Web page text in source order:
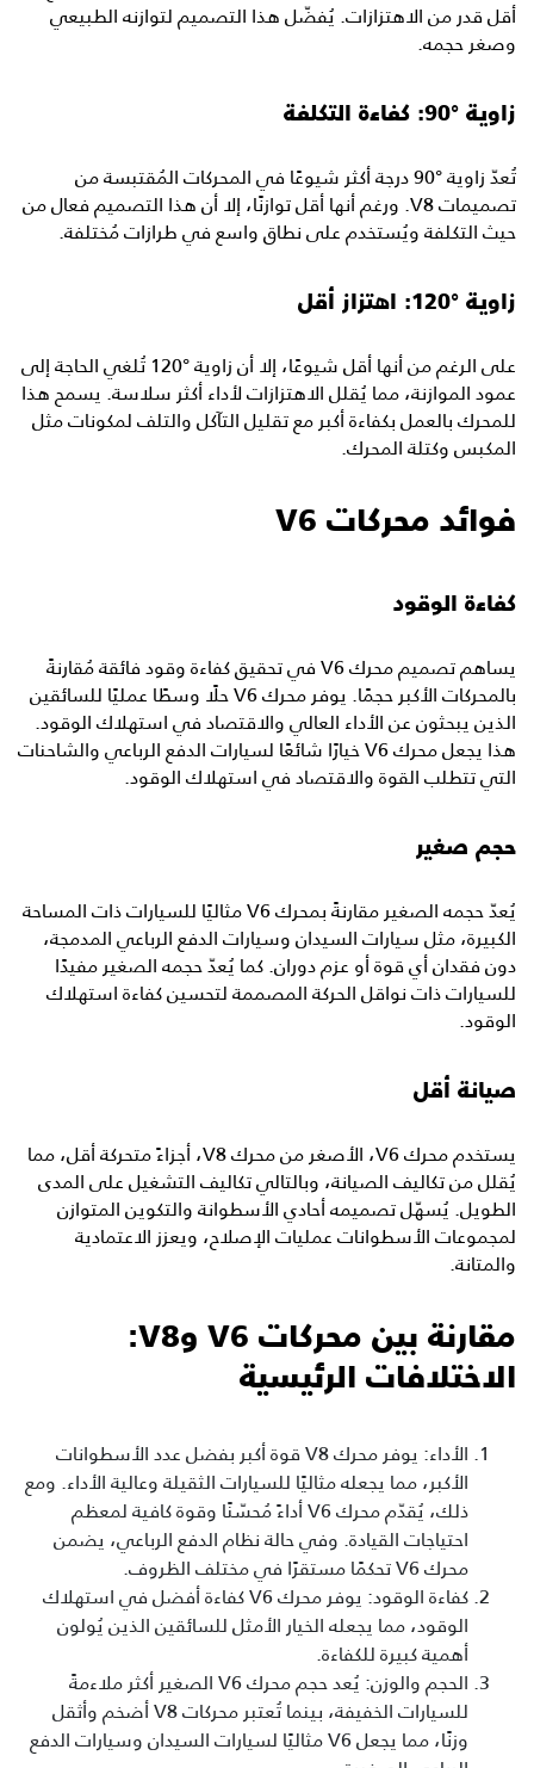
أقل قدر من الاهتزازات. يُفضّل هذا التصميم لتوازنه الطبيعي
وصغر حجمه.
زاوية °90: كفاءة التكلفة
تُعدّ زاوية °90 درجة أكثر شيوعًا في المحركات المُقتبسة من
تصميمات V8. ورغم أنها أقل توازنًا، إلا أن هذا التصميم فعال من
حيث التكلفة ويُستخدم على نطاق واسع في طرازات مُختلفة.
زاوية °120: اهتزاز أقل
على الرغم من أنها أقل شيوعًا، إلا أن زاوية °120 تُلغي الحاجة إلى
عمود الموازنة، مما يُقلل الاهتزازات لأداء أكثر سلاسة. يسمح هذا
للمحرك بالعمل بكفاءة أكبر مع تقليل التآكل والتلف لمكونات مثل
المكبس وكتلة المحرك.
فوائد محركات V6
كفاءة الوقود
يساهم تصميم محرك V6 في تحقيق كفاءة وقود فائقة مُقارنةً
بالمحركات الأكبر حجمًا. يوفر محرك V6 حلًا وسطًا عمليًا للسائقين
الذين يبحثون عن الأداء العالي والاقتصاد في استهلاك الوقود.
هذا يجعل محرك V6 خيارًا شائعًا لسيارات الدفع الرباعي والشاحنات
التي تتطلب القوة والاقتصاد في استهلاك الوقود.
حجم صغير
يُعدّ حجمه الصغير مقارنةً بمحرك V6 مثاليًا للسيارات ذات المساحة
الكبيرة، مثل سيارات السيدان وسيارات الدفع الرباعي المدمجة،
دون فقدان أي قوة أو عزم دوران. كما يُعدّ حجمه الصغير مفيدًا
للسيارات ذات نواقل الحركة المصممة لتحسين كفاءة استهلاك
الوقود.
صيانة أقل
يستخدم محرك V6، الأصغر من محرك V8، أجزاءً متحركة أقل، مما
يُقلل من تكاليف الصيانة، وبالتالي تكاليف التشغيل على المدى
الطويل. يُسهّل تصميمه أحادي الأسطوانة والتكوين المتوازن
لمجموعات الأسطوانات عمليات الإصلاح، ويعزز الاعتمادية
والمتانة.
مقارنة بين محركات V6 وV8:
الاختلافات الرئيسية
الأداء: يوفر محرك V8 قوة أكبر بفضل عدد الأسطوانات
الأكبر، مما يجعله مثاليًا للسيارات الثقيلة وعالية الأداء. ومع
ذلك، يُقدّم محرك V6 أداءً مُحسّنًا وقوة كافية لمعظم
احتياجات القيادة. وفي حالة نظام الدفع الرباعي، يضمن
محرك V6 تحكمًا مستقرًا في مختلف الظروف.
كفاءة الوقود: يوفر محرك V6 كفاءة أفضل في استهلاك
الوقود، مما يجعله الخيار الأمثل للسائقين الذين يُولون
أهمية كبيرة للكفاءة.
الحجم والوزن: يُعد حجم محرك V6 الصغير أكثر ملاءمةً
للسيارات الخفيفة، بينما تُعتبر محركات V8 أضخم وأثقل
وزنًا، مما يجعل V6 مثاليًا لسيارات السيدان وسيارات الدفع